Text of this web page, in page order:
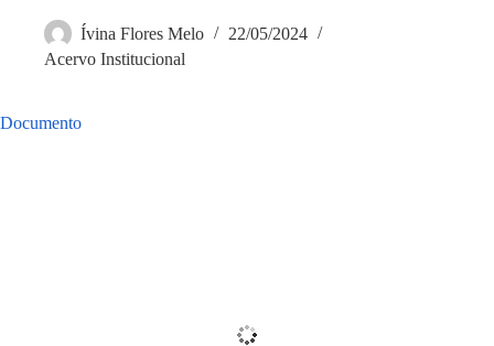
Ívina Flores Melo
22/05/2024
Acervo Institucional
Documento